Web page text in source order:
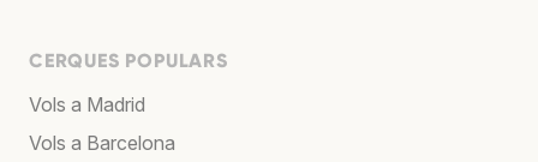
CERQUES POPULARS
Vols a Madrid
Vols a Barcelona